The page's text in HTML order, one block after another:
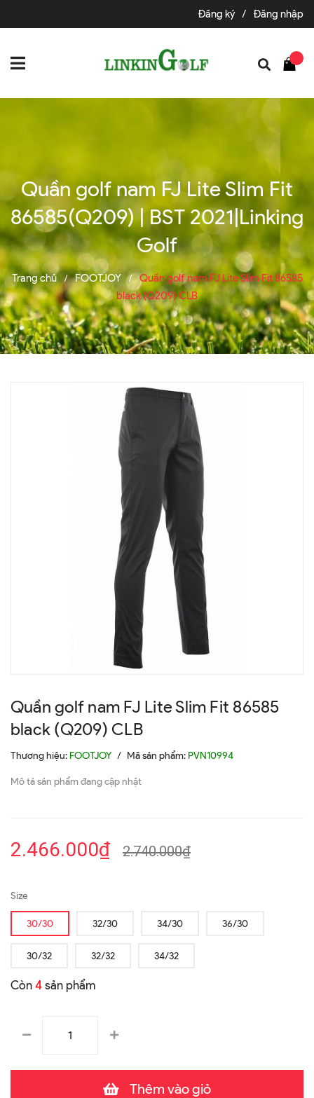
Đăng ký / Đăng nhập
Quần golf nam FJ Lite Slim Fit
86585(Q209) | BST 2021|Linking
Golf
Trang chủ / FOOTJOY /
Quần golf nam FJ Lite Slim Fit 86585
black (Q209) CLB
Quần golf nam FJ Lite Slim Fit 86585
black (Q209) CLB
Thương hiệu: FOOTJOY / Mã sản phẩm: PVN10994
Mô tả sản phẩm đang cập nhật
2.466.000₫ 2.740.000₫
Size
30/30 32/30 34/30 36/30
30/32 32/32 34/32
Còn 4 sản phẩm
Thêm vào giỏ